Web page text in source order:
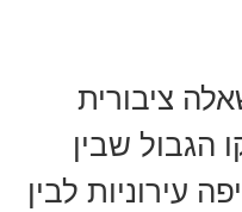
ציבורית
הגבול שבין
עירוניות לבין